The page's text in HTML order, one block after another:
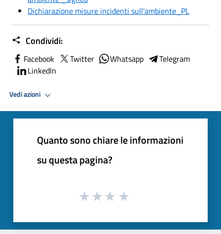
Dichiarazione misure incidenti sull'ambiente_PL
Condividi:
Facebook Twitter Whatsapp
Telegram
LinkedIn
Vedi azioni
Quanto sono chiare le informazioni
su questa pagina?